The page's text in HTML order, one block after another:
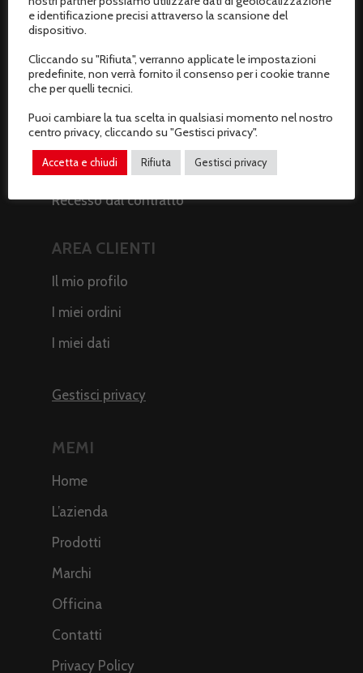
Spedizioni
Termini e condizioni di vendita
Resi e rimborsi
Recesso dal contratto
AREA CLIENTI
Il mio profilo
I miei ordini
I miei dati
Gestisci privacy
MEMI
Home
L’azienda
Prodotti
Marchi
Officina
Contatti
Privacy Policy
e identificazione precisi attraverso la scansione del
dispositivo.
Cliccando su "Rifiuta", verranno applicate le impostazioni
predefinite, non verrà fornito il consenso per i cookie tranne
che per quelli tecnici.
Puoi cambiare la tua scelta in qualsiasi momento nel nostro
centro privacy, cliccando su "Gestisci privacy".
Accetta e chiudi Rifiuta Gestisci privacy